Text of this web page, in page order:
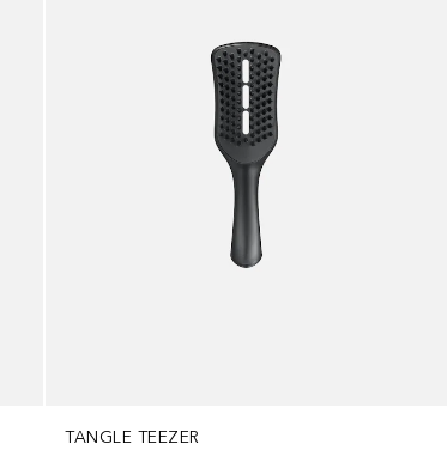
TANGLE TEEZER